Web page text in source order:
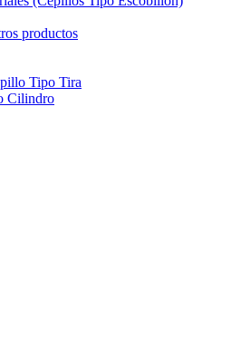
productos
Tipo Tira
Cilindro